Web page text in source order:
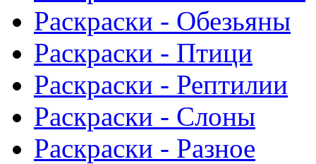
Раскраски - Обезьяны
Раскраски - Птици
Раскраски - Рептилии
Раскраски - Слоны
Раскраски - Разное